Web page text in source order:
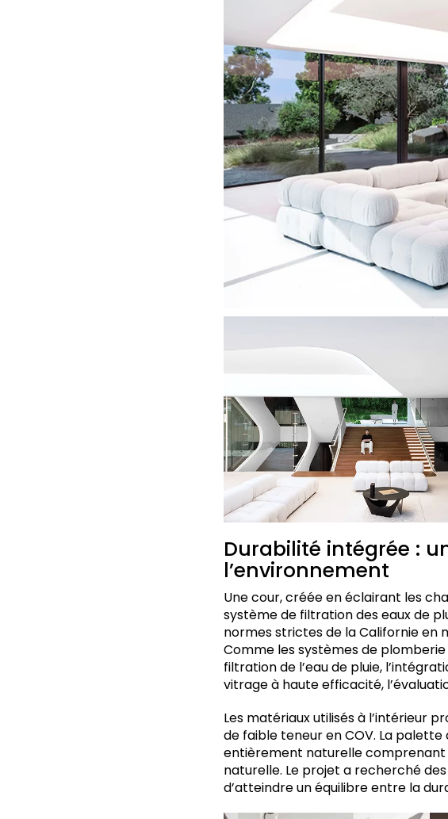
Durabilité intégrée :
l’environnement
Une cour, créée en éclairant les
système de filtration des eaux de
normes strictes de la Californie en
Comme les systèmes de
filtration de l’eau de pluie,
vitrage à haute efficacité,
Les matériaux utilisés à l’intérieur
de faible teneur en COV. La
entièrement naturelle comprenant
naturelle. Le projet a recherché
d’atteindre un équilibre entre la